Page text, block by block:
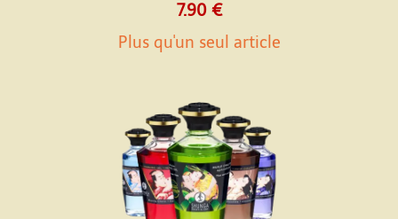
7.90 €
Plus qu'un seul article